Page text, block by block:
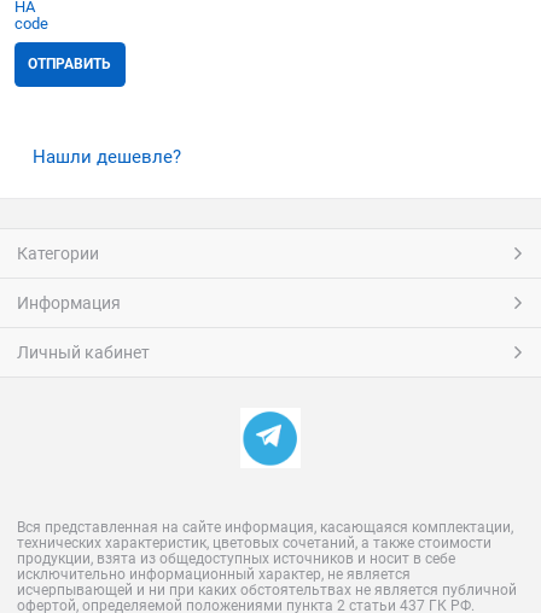
Нашли дешевле?
Категории
Информация
Личный кабинет
Вся представленная на сайте информация, касающаяся комплектации,
технических характеристик, цветовых сочетаний, а также стоимости
продукции, взята из общедоступных источников и носит в себе
исключительно информационный характер, не является
исчерпывающей и ни при каких обстоятельтвах не является публичной
офертой, определяемой положениями пункта 2 статьи 437 ГК РФ.